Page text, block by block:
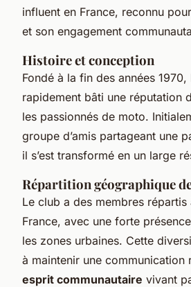
influent en France, reconnu
et son engagement
Histoire et conception
Fondé à la fin des années 1970,
rapidement bâti une réputation
les passionnés de moto.
groupe d’amis partageant une
il s’est transformé en un large
Répartition géographique
Le club a des membres
France, avec une forte
les zones urbaines. Cette
à maintenir une communication
esprit communautaire vivant